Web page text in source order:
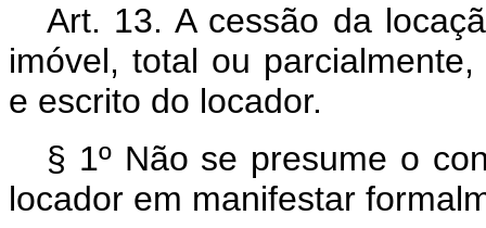
Art. 13. A cessão da
imóvel, total ou
e escrito do locador.
§ 1º Não se presume o
locador em manifestar